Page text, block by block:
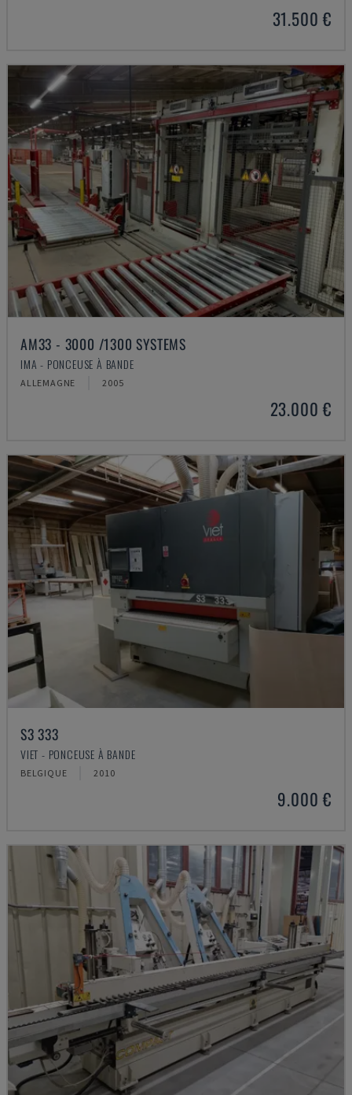
31.500 €
AM33 - 3000 /1300 SYSTEMS
IMA - PONCEUSE À BANDE
ALLEMAGNE 2005
23.000 €
S3 333
VIET - PONCEUSE À BANDE
BELGIQUE 2010
9.000 €